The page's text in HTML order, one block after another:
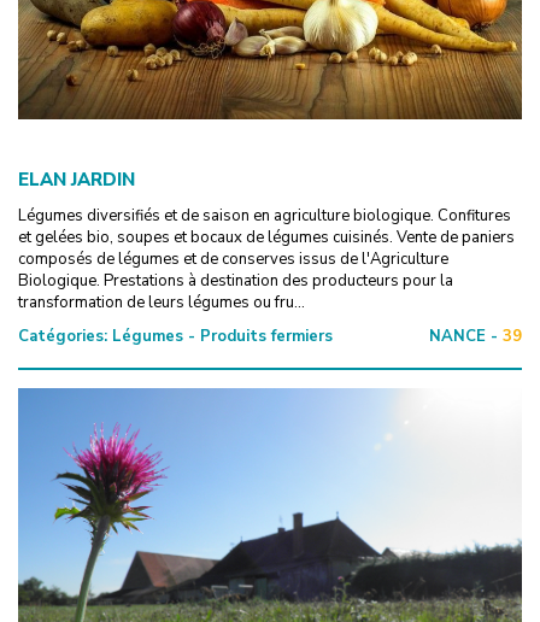
ELAN JARDIN
Légumes diversifiés et de saison en agriculture biologique. Confitures
et gelées bio, soupes et bocaux de légumes cuisinés. Vente de paniers
composés de légumes et de conserves issus de l'Agriculture
Biologique. Prestations à destination des producteurs pour la
transformation de leurs légumes ou fru...
Catégories: Légumes - Produits fermiers NANCE - 39